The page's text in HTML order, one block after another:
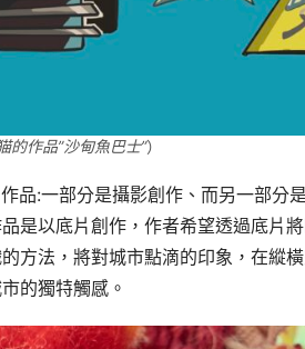
的作品”沙甸魚巴士”）
:一部分是攝影創作、而另一部分
是以底片創作，作者希望透過底片
方法，將對城市點滴的印象，在縱
的獨特觸感。